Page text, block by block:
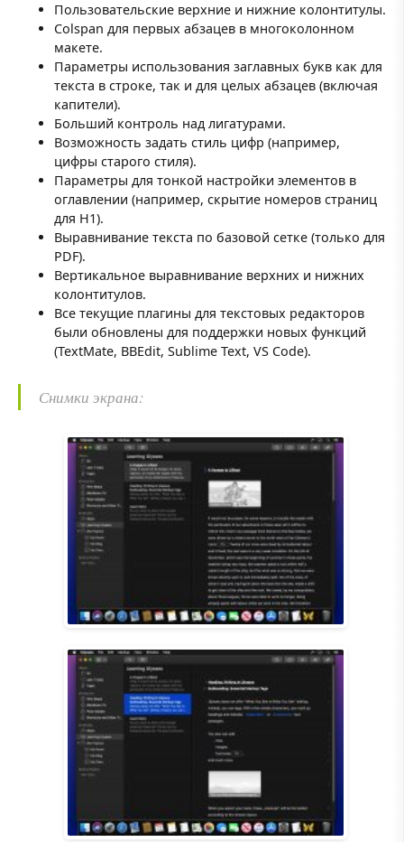
Пользовательские верхние и нижние колонтитулы.
Colspan для первых абзацев в многоколонном
макете.
Параметры использования заглавных букв как для
текста в строке, так и для целых абзацев (включая
капители).
Больший контроль над лигатурами.
Возможность задать стиль цифр (например,
цифры старого стиля).
Параметры для тонкой настройки элементов в
оглавлении (например, скрытие номеров страниц
для H1).
Выравнивание текста по базовой сетке (только для
PDF).
Вертикальное выравнивание верхних и нижних
колонтитулов.
Все текущие плагины для текстовых редакторов
были обновлены для поддержки новых функций
(TextMate, BBEdit, Sublime Text, VS Code).
Снимки экрана: